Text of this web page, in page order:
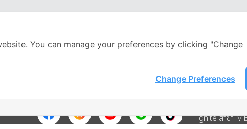
Address
บริษัท อิกไนท์
ignite สาขา
You can manage your preferences by clicking "Change
Change Preferences